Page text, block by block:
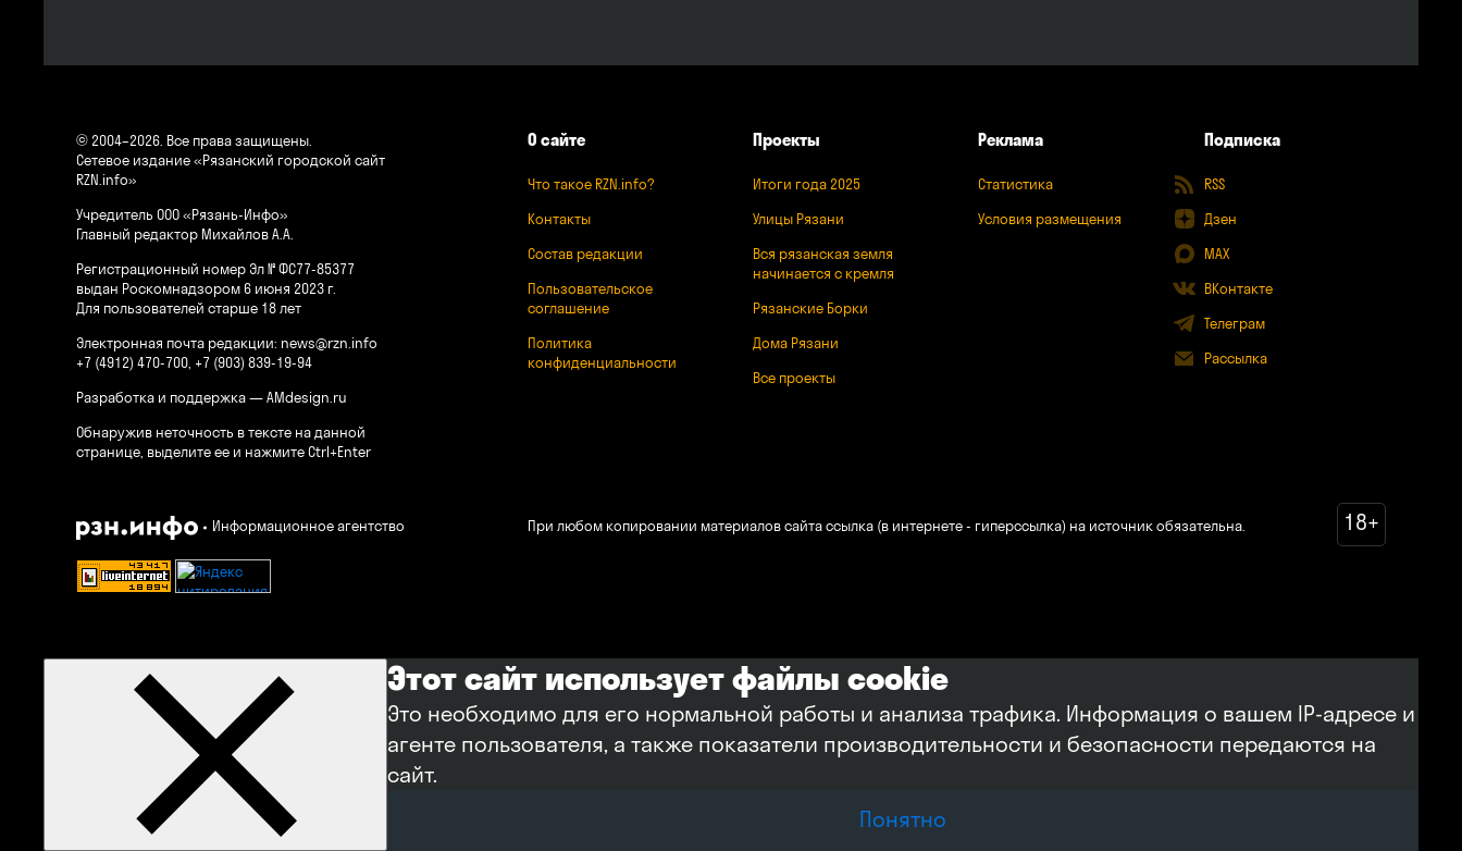
© 2004–2026. Все права защищены.
Сетевое издание «Рязанский городской сайт
RZN.info»
Учредитель ООО «Рязань-Инфо»
Главный редактор Михайлов А.А.
Регистрационный номер Эл № ФС77-85377
выдан Роскомнадзором 6 июня 2023 г.
Для пользователей старше 18 лет
Электронная почта редакции: news@rzn.info
+7 (4912) 470-700, +7 (903) 839-19-94
Разработка и поддержка —AMdesign.ru
Обнаружив неточность в тексте на данной
странице, выделите ее и нажмите Ctrl+Enter
О сайте
Что такое RZN.info?
Контакты
Состав редакции
Пользовательское
соглашение
Политика
конфиденциальности
Проекты
Итоги года 2025
Улицы Рязани
Вся рязанская земля
начинается с кремля
Рязанские Борки
Дома Рязани
Все проекты
Реклама
Статистика
Условия размещения
Подписка
RSS
Дзен
MAX
ВКонтакте
Телеграм
Рассылка
Информационное агентство При любом копировании материалов сайта ссылка (в интернете - гиперссылка) на источник обязательна. 18+
Этот сайт использует файлы cookie
Это необходимо для его нормальной работы и анализа трафика. Информация о вашем IP-адресе и
агенте пользователя, а также показатели производительности и безопасности передаются на
сайт.
Понятно